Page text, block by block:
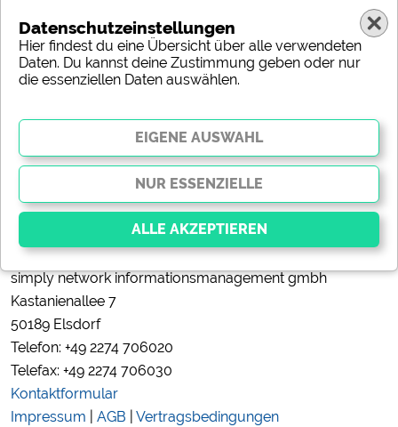
(c) shutterstock
simply network informationsmanagement gmbh
Kastanienallee 7
50189 Elsdorf
Telefon: +49 2274 706020
Telefax: +49 2274 706030
Kontaktformular
Impressum
AGB Vertragsbedingungen
Datenschutzeinstellungen
Hier findest du eine Übersicht über alle verwendeten
Daten. Du kannst deine Zustimmung geben oder nur
die essenziellen Daten auswählen.
Essenziell
Essenzielle Cookies ermöglichen grundlegende
Funktionen und sind für die einwandfreie Funktion
der Website dringend erforderlich. Ohne diese
Cookies werden Teile der Website
funktionieren .